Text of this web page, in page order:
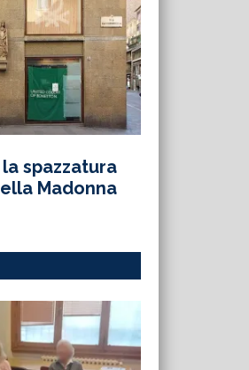
spazzatura
Madonna